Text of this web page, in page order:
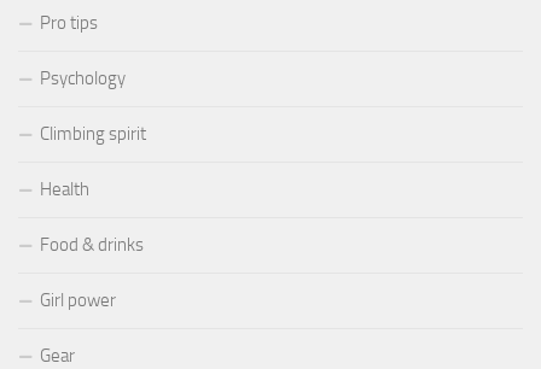
Pro tips
Psychology
Climbing spirit
Health
Food & drinks
Girl power
Gear